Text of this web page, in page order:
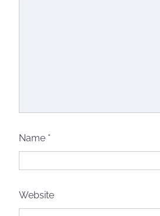
Name *
Website